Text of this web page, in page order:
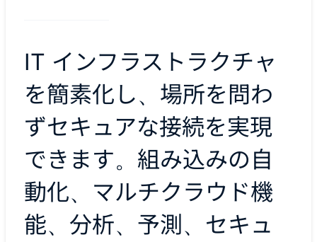
IT インフラストラクチャ
を簡素化し、場所を問わ
ずセキュアな接続を実現
できます。組み込みの自
動化、マルチクラウド機
能、分析、予測、セキュ